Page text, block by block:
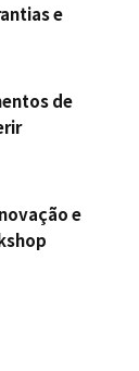
e
de
de
seguro
e